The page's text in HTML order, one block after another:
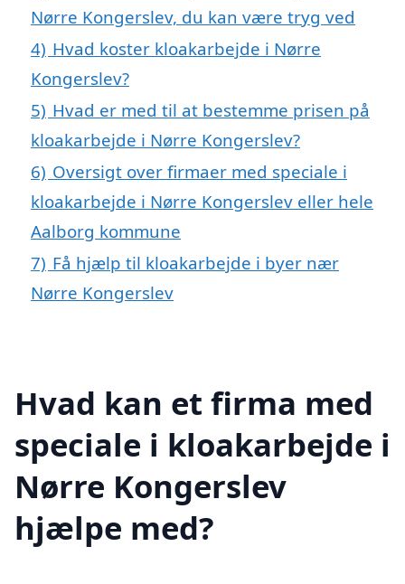
Nørre Kongerslev, du kan være tryg ved
4) Hvad koster kloakarbejde i Nørre
Kongerslev?
5) Hvad er med til at bestemme prisen på
kloakarbejde i Nørre Kongerslev?
6) Oversigt over firmaer med speciale i
kloakarbejde i Nørre Kongerslev eller hele
Aalborg kommune
7) Få hjælp til kloakarbejde i byer nær
Nørre Kongerslev
Hvad kan et firma med
speciale i kloakarbejde i
Nørre Kongerslev
hjælpe med?